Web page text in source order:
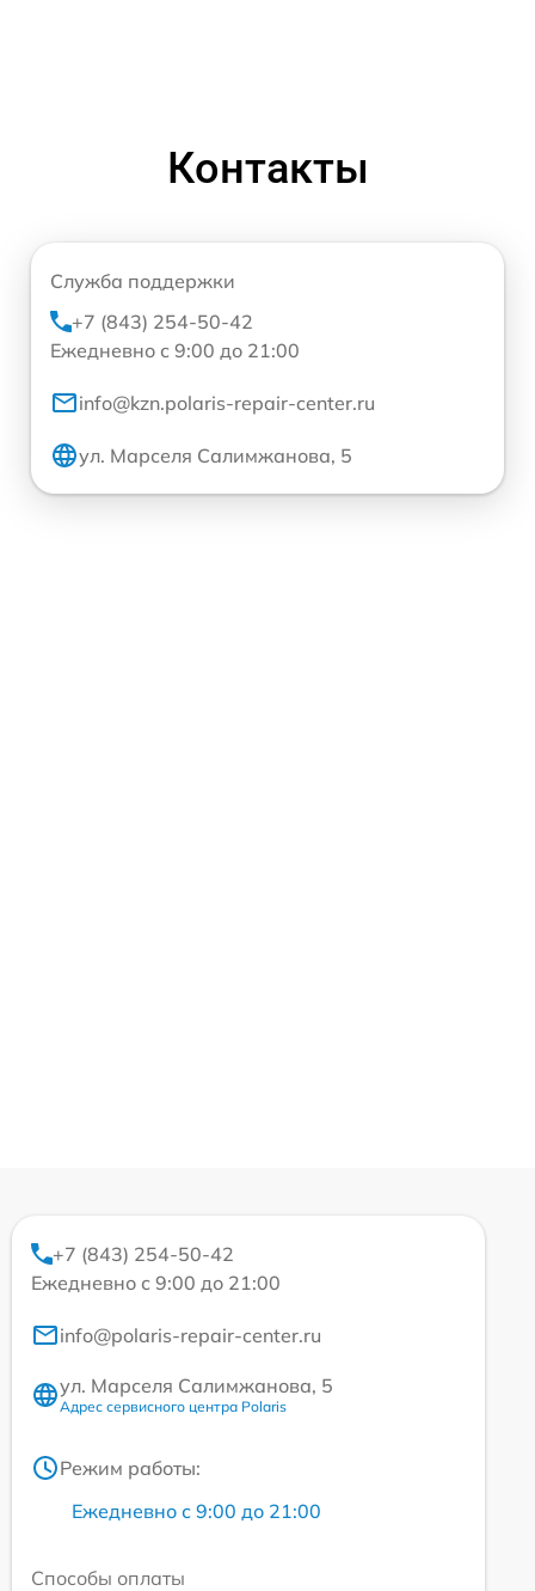
Контакты
Служба поддержки
+7 (843) 254-50-42
Ежедневно с 9:00 до 21:00
info@kzn.polaris-repair-center.ru
ул. Марселя Салимжанова, 5
+7 (843) 254-50-42
Ежедневно с 9:00 до 21:00
info@polaris-repair-center.ru
ул. Марселя Салимжанова, 5
Адрес сервисного центра Polaris
Режим работы:
Ежедневно с 9:00 до 21:00
Способы оплаты